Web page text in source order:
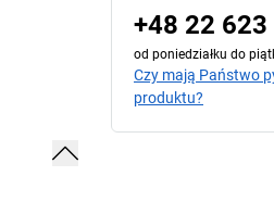
+48 22 623
od poniedziałku do
Czy mają Państwo
produktu?